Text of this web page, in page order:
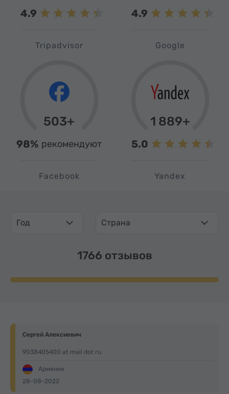
4.9
Tripadvisor
4.9
Google
503+
98% рекомендуют
Facebook
1 889+
5.0
Yandex
Год Страна
1766 отзывов
Сергей Алексиевич
9038405400 at mail dot ru
Армения
28-08-2022